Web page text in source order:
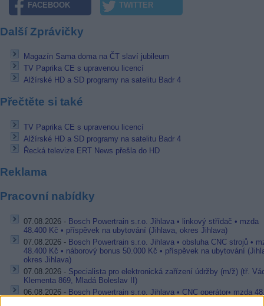
FACEBOOK TWITTER
Další Zprávičky
Magazín Sama doma na ČT slaví jubileum
TV Paprika CE s upravenou licencí
Alžírské HD a SD programy na satelitu Badr 4
Přečtěte si také
TV Paprika CE s upravenou licencí
Alžírské HD a SD programy na satelitu Badr 4
Řecká televize ERT News přešla do HD
Reklama
Pracovní nabídky
07.08.2026 - Bosch Powertrain s.r.o. Jihlava • linkový střídač • mzda
48.400 Kč • příspěvek na ubytování (Jihlava, okres Jihlava)
07.08.2026 - Bosch Powertrain s.r.o. Jihlava • obsluha CNC strojů •
48.400 Kč • náborový bonus 50.000 Kč • příspěvek na ubytování
okres Jihlava)
07.08.2026 - Specialista pro elektronická zařízení údržby (m/ž) (tř.
Klementa 869, Mladá Boleslav II)
06.08.2026 - Bosch Powertrain s.r.o. Jihlava • CNC operátor• mzda
Kč • náborový bonus 50.000 Kč • příspěvek na ubytování (Jihlava,